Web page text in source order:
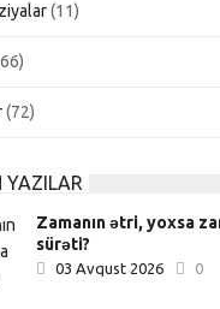
(11)
(72)
YAZILAR
Zamanın ətri, yoxsa
sürəti?
03 Avqust 2026 0